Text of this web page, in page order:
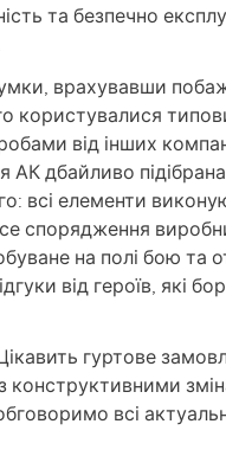
та безпечно
врахувавши
користувалися
від інших
АК дбайливо
всі елементи
спорядження
на полі бою та
від героїв, які
гуртове
конструктивними
всі